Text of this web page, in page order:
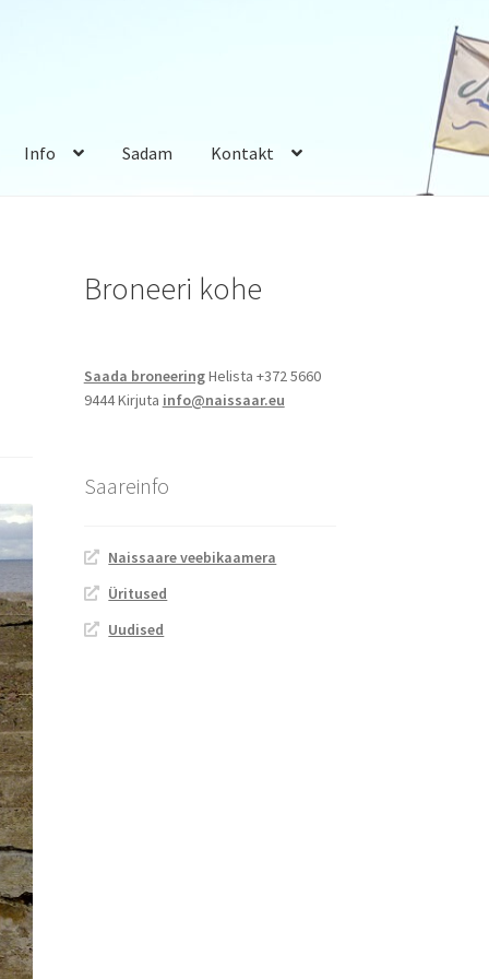
Info Sadam Kontakt
Broneeri kohe
Saada broneeringHelista +372 5660
9444 Kirjuta info@naissaar.eu
Saareinfo
Naissaare veebikaamera
Üritused
Uudised